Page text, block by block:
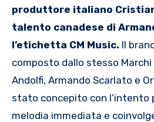
produttore italiano
talento canadese di
l’etichetta CM Music. Il
composto dallo stesso Marchi
Andolfi, Armando Scarlato e
stato concepito con l’intento
melodia immediata e